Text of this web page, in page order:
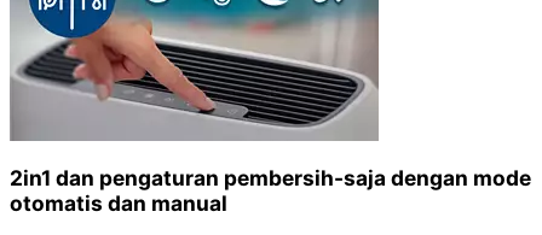
2in1 dan pengaturan pembersih-saja dengan mode
otomatis dan manual